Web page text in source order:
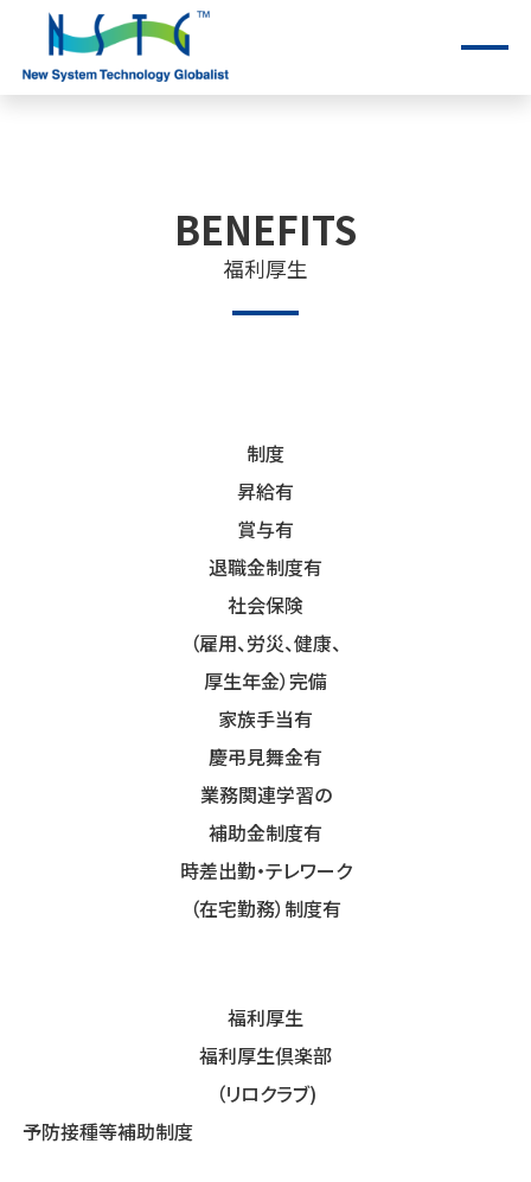
BENEFITS
福利厚生
制度
昇給有
賞与有
退職金制度有
社会保険
（雇用、労災、健康、
厚生年金）完備
家族手当有
慶弔見舞金有
業務関連学習の
補助金制度有
時差出勤・テレワーク
（在宅勤務）制度有
福利厚生
福利厚生倶楽部
（リロクラブ)
予防接種等補助制度